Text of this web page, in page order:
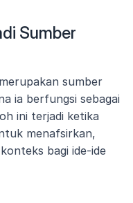
Sumber
sumber
ini terjadi ketika
menafsirkan,
bagi ide-ide